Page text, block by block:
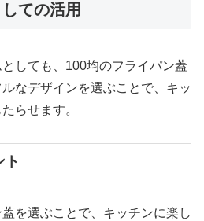
ての活用
しても、100均のフライパン蓋
なデザインを選ぶことで、キッ
らせます。
ト
を選ぶことで、キッチンに楽し